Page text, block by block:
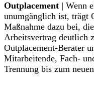
Outplacement | Wenn
unumgänglich ist, trägt
Maßnahme dazu bei,
Arbeitsvertrag deutlich
Outplacement-Berater
Mitarbeitende, Fach-
Trennung bis zum